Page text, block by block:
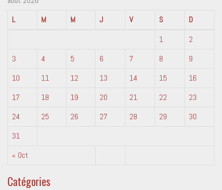
L
M M J V S D
« Oct
1
2
3
4 5 6 7 8
9
10
11 12 13 14 15
16
17
18 19 20 21 22
23
24
25 26 27 28 29
30
31
Catégories